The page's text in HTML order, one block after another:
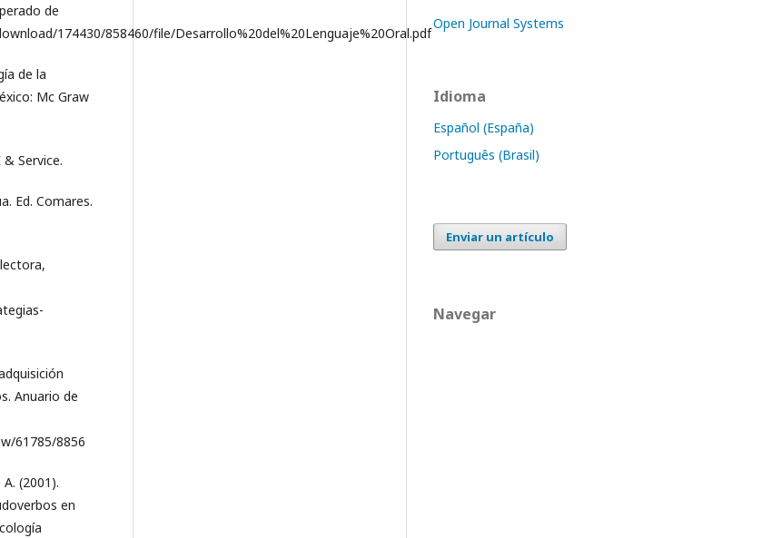
de
174430/858460/file/Desarrollo%20del%20Lenguaje%20Oral.pdf
de la
Mc Graw
Service.
Ed. Comares.
Anuario de
61785/8856
(2001).
en
Open Journal Systems
Idioma
Español (España)
Português (Brasil)
Enviar un artículo
Navegar